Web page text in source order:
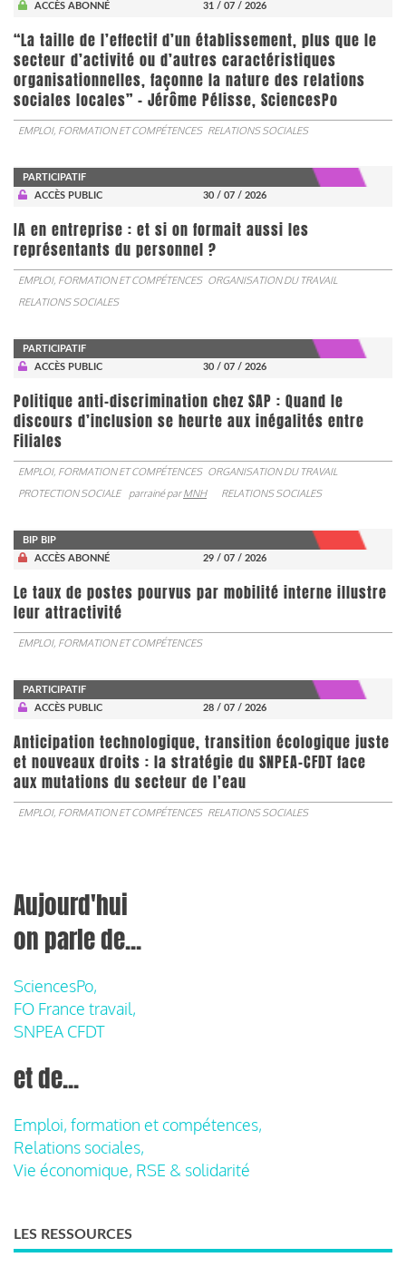
ACCÈS ABONNÉ 31 / 07 / 2026
“La taille de l’effectif d’un établissement, plus que le
secteur d’activité ou d’autres caractéristiques
organisationnelles, façonne la nature des relations
sociales locales” - Jérôme Pélisse, SciencesPo
EMPLOI, FORMATION ET COMPÉTENCES RELATIONS SOCIALES
PARTICIPATIF
ACCÈS PUBLIC
30 / 07 / 2026
IA en entreprise : et si on formait aussi les
représentants du personnel ?
EMPLOI, FORMATION ET COMPÉTENCES ORGANISATION DU TRAVAIL
RELATIONS SOCIALES
PARTICIPATIF
ACCÈS PUBLIC
30 / 07 / 2026
Politique anti-discrimination chez SAP : Quand le
discours d’inclusion se heurte aux inégalités entre
Filiales
EMPLOI, FORMATION ET COMPÉTENCES ORGANISATION DU TRAVAIL
PROTECTION SOCIALE
parrainé parMNH RELATIONS SOCIALES
BIP BIP
ACCÈS ABONNÉ
29 / 07 / 2026
Le taux de postes pourvus par mobilité interne illustre
leur attractivité
EMPLOI, FORMATION ET COMPÉTENCES
PARTICIPATIF
ACCÈS PUBLIC
28 / 07 / 2026
Anticipation technologique, transition écologique juste
et nouveaux droits : la stratégie du SNPEA-CFDT face
aux mutations du secteur de l’eau
EMPLOI, FORMATION ET COMPÉTENCES RELATIONS SOCIALES
Aujourd'hui
on parle de...
SciencesPo,
FO France travail,
SNPEA CFDT
et de...
Emploi, formation et compétences,
Relations sociales,
Vie économique, RSE & solidarité
LES RESSOURCES